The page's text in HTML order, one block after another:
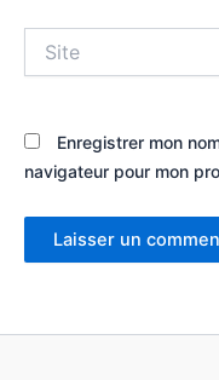
Enregistrer mon
navigateur pour mon